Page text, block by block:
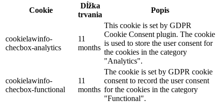
Cookie
Dĺžka
trvania
Popis
cookielawinfo-
checbox-analytics
11
months
This cookie is set by GDPR
Cookie Consent plugin. The cookie
is used to store the user consent for
the cookies in the category
"Analytics".
cookielawinfo-
checbox-functional
11
months
The cookie is set by GDPR cookie
consent to record the user consent
for the cookies in the category
"Functional".